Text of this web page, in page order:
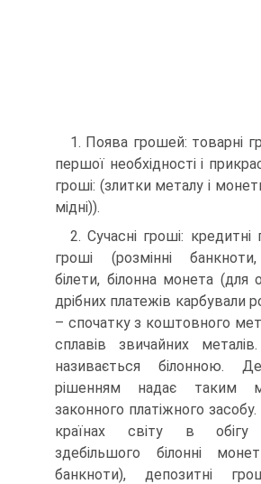
1. Поява грошей: товарні
першої необхідності і
гроші: (злитки металу і
мідні)).
2. Сучасні гроші: кредитні
гроші (розмінні банкноти,
білети, білонна монета (для
дрібних платежів карбували
– спочатку з коштовного
сплавів звичайних
називається білонною.
рішенням надає таким
законного платіжного засобу.
країнах світу в обігу
здебільшого білонні
банкноти), депозитні